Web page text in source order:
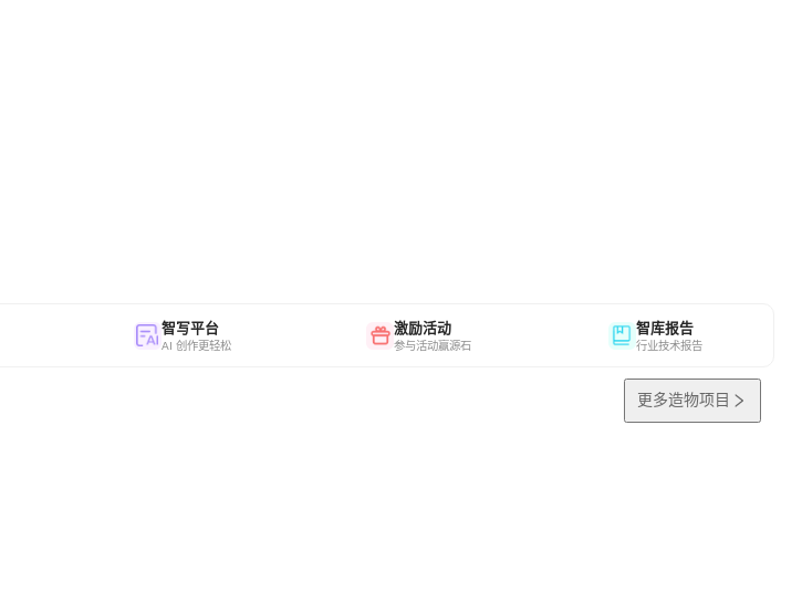
智写平台
AI 创作更轻松
激励活动
参与活动赢源石
智库报告
行业技术报告
更多造物项目